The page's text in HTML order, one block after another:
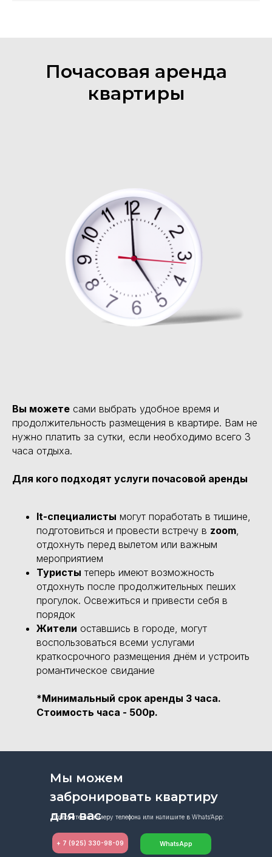
Почасовая аренда
квартиры
Вы можете сами выбрать удобное время и
продолжительность размещения в квартире. Вам не
нужно платить за сутки, если необходимо всего 3
часа отдыха.
Для кого подходят услуги почасовой аренды
It-специалисты могут поработать в тишине,
подготовиться и провести встречу в zoom,
отдохнуть перед вылетом или важным
мероприятием
Туристы теперь имеют возможность
отдохнуть после продолжительных пеших
прогулок. Освежиться и привести себя в
порядок
Жители оставшись в городе, могут
воспользоваться всеми услугами
краткосрочного размещения днём и устроить
романтическое свидание
*Минимальный срок аренды 3 часа.
Стоимость часа - 500р.
Мы можем
забронировать квартиру
для вас
Позвоните по номеру телефона или напишите в Whats’App:
+ 7 (925) 330-98-09 WhatsApp